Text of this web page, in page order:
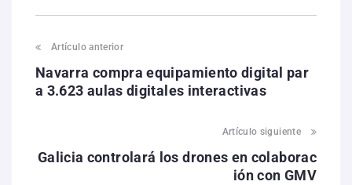
Artículo anterior
Navarra compra equipamiento digital par
a 3.623 aulas digitales interactivas
Artículo siguiente
Galicia controlará los drones en colaborac
ión con GMV